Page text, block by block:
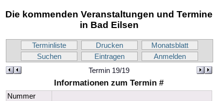
Die kommenden Veranstaltungen und Termine
in Bad Eilsen
Terminliste Drucken
Monatsblatt
Suchen
Eintragen
Anmelden
Termin 19/19
Informationen zum Termin #
Nummer